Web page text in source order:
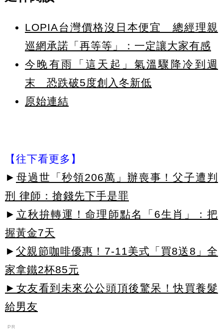
LOPIA台灣價格沒日本便宜 總經理親
巡網承諾「再等等」：一定讓大家有感
今晚有雨「這天起」氣溫驟降冷到週
末 恐跌破5度創入冬新低
原始連結
【往下看更多】
► 母過世「秒領206萬」辦喪事！父子遭判
刑 律師：搶錢先下手是罪
► 立秋拚轉運！命理師點名「6生肖」：把
握黃金7天
► 父親節咖啡優惠！7-11美式「買8送8」全
家拿鐵2杯85元
►女友看到未來公公頭頂後驚呆！快買養髮
給男友
PR